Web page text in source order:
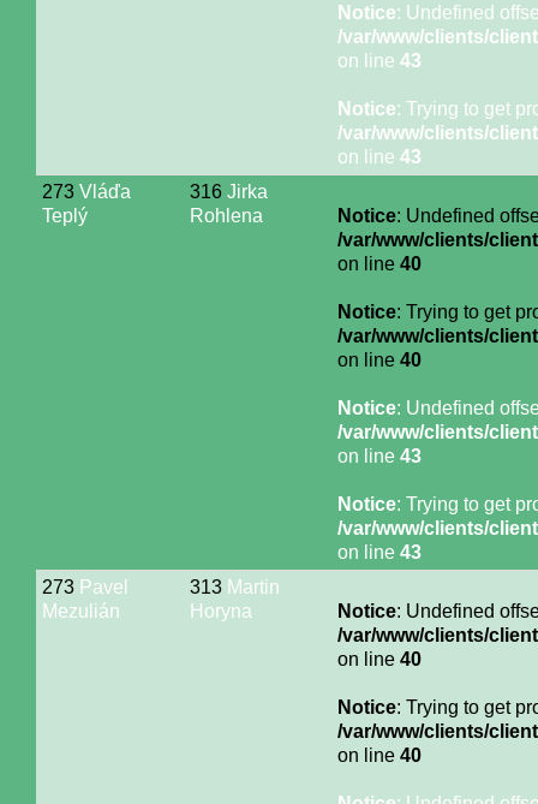
Notice: Undefined
/var/www/clients/
on line 43
Notice: Trying to get
/var/www/clients/
on line 43
273 Vláďa
Teplý
316 Jirka
Rohlena
Notice: Undefined
/var/www/clients/
on line 40
Notice: Trying to get
/var/www/clients/
on line 40
Notice: Undefined
/var/www/clients/
on line 43
Notice: Trying to get
/var/www/clients/
on line 43
273 Pavel
Mezulián
313 Martin
Horyna
Notice: Undefined
/var/www/clients/
on line 40
Notice: Trying to get
/var/www/clients/
on line 40